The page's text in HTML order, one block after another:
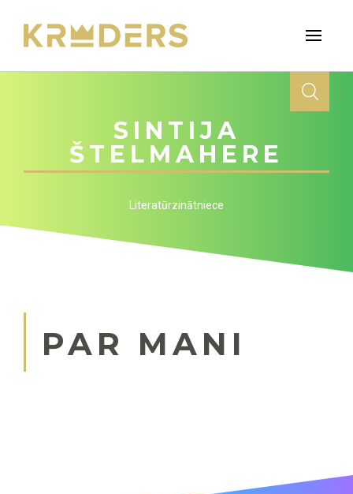
SINTIJA
ŠTELMAHERE
Literatūrzinātniece
PAR MANI